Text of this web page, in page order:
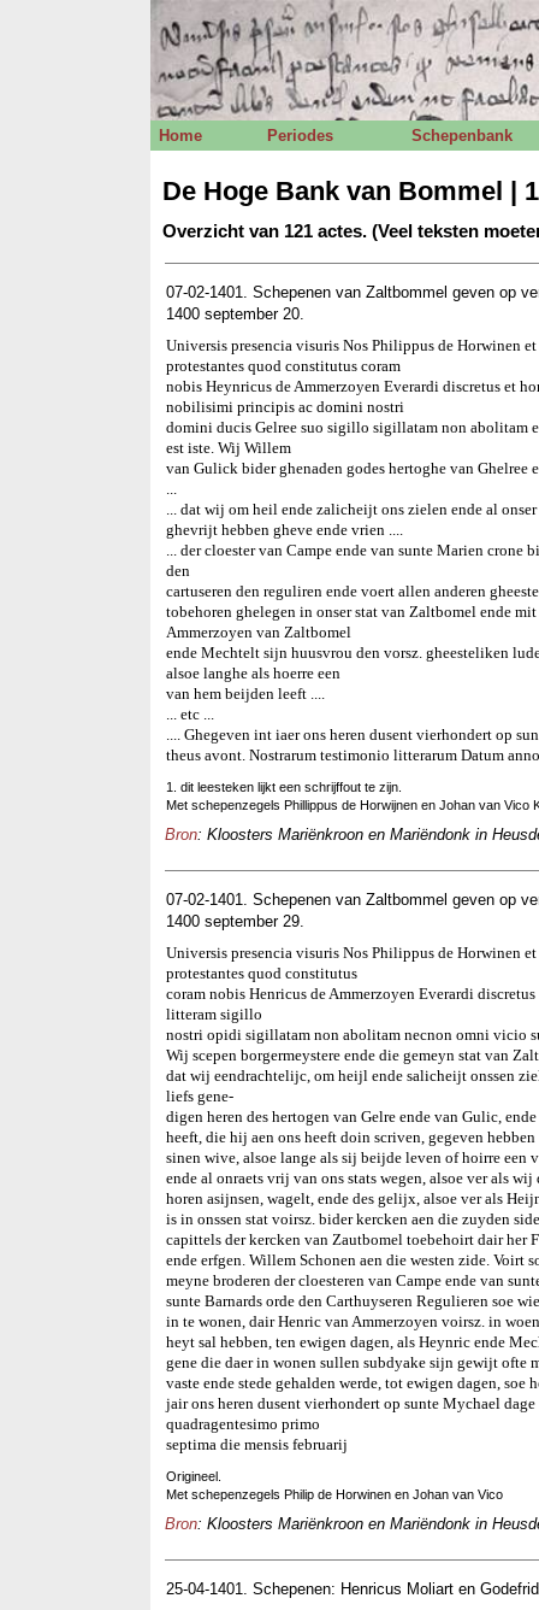
Home Periodes Schepenbank
De Hoge Bank van Bommel |
Overzicht van 121 actes. (Veel teksten
07-02-1401. Schepenen van Zaltbommel geven op
1400 september 20.
Universis presencia visuris Nos Philippus de Horwinen
protestantes quod constitutus coram
nobis Heynricus de Ammerzoyen Everardi discretus et
nobilisimi principis ac domini nostri
domini ducis Gelree suo sigillo sigillatam non abolitam
est iste. Wij Willem
van Gulick bider ghenaden godes hertoghe van
...
... dat wij om heil ende zalicheijt ons zielen ende al
ghevrijt hebben gheve ende vrien ....
... der cloester van Campe ende van sunte Marien crone
den
cartuseren den reguliren ende voert allen anderen
tobehoren ghelegen in onser stat van Zaltbomel ende
Ammerzoyen van Zaltbomel
ende Mechtelt sijn huusvrou den vorsz. gheesteliken
alsoe langhe als hoerre een
van hem beijden leeft ....
... etc ...
.... Ghegeven int iaer ons heren dusent vierhondert op
theus avont. Nostrarum testimonio litterarum Datum
1. dit leesteken lijkt een schrijffout te zijn.
Met schepenzegels Phillippus de Horwijnen en Johan van Vico
Bron: Kloosters Mariënkroon en Mariëndonk in
07-02-1401. Schepenen van Zaltbommel geven op
1400 september 29.
Universis presencia visuris Nos Philippus de Horwinen
protestantes quod constitutus
coram nobis Henricus de Ammerzoyen Everardi
litteram sigillo
nostri opidi sigillatam non abolitam necnon omni vicio
Wij scepen borgermeystere ende die gemeyn stat van
dat wij eendrachtelijc, om heijl ende salicheijt onssen
liefs gene-
digen heren des hertogen van Gelre ende van Gulic,
heeft, die hij aen ons heeft doin scriven, gegeven
sinen wive, alsoe lange als sij beijde leven of hoirre
ende al onraets vrij van ons stats wegen, alsoe ver als
horen asijnsen, wagelt, ende des gelijx, alsoe ver als
is in onssen stat voirsz. bider kercken aen die zuyden
capittels der kercken van Zautbomel toebehoirt dair her
ende erfgen. Willem Schonen aen die westen zide. Voirt
meyne broderen der cloesteren van Campe ende van
sunte Barnards orde den Carthuyseren Regulieren soe
in te wonen, dair Henric van Ammerzoyen voirsz. in
heyt sal hebben, ten ewigen dagen, als Heynric ende
gene die daer in wonen sullen subdyake sijn gewijt ofte
vaste ende stede gehalden werde, tot ewigen dagen,
jair ons heren dusent vierhondert op sunte Mychael
quadragentesimo primo
septima die mensis februarij
Origineel.
Met schepenzegels Philip de Horwinen en Johan van Vico
Bron: Kloosters Mariënkroon en Mariëndonk in
25-04-1401. Schepenen: Henricus Moliart en